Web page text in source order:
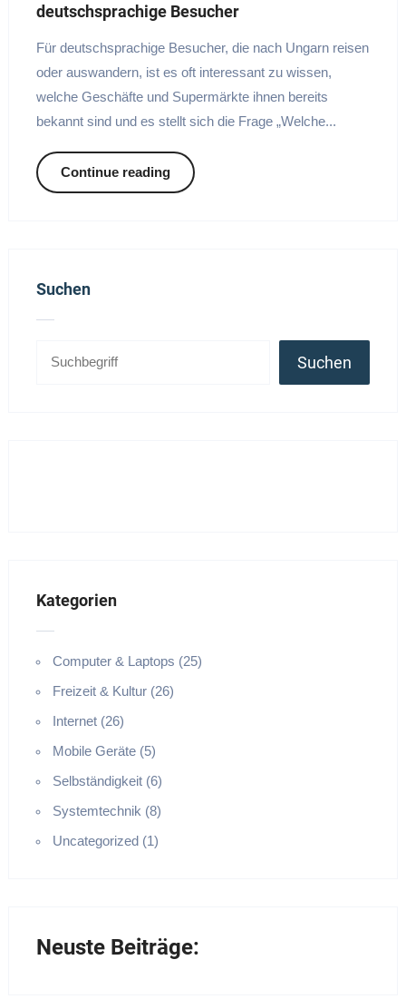
deutschsprachige Besucher
Für deutschsprachige Besucher, die nach Ungarn reisen
oder auswandern, ist es oft interessant zu wissen,
welche Geschäfte und Supermärkte ihnen bereits
bekannt sind und es stellt sich die Frage „Welche...
Continue reading
Suchen
Suchen
Kategorien
Computer & Laptops (25)
Freizeit & Kultur (26)
Internet (26)
Mobile Geräte (5)
Selbständigkeit (6)
Systemtechnik (8)
Uncategorized (1)
Neuste Beiträge: